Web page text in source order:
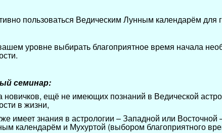
пользоваться Ведическим Лунным календарём для
уровне выбирать благоприятное время начала
семинар:
новичков, ещё не имеющих познаний в Ведической
в жизни,
имеет знания в астрологии – Западной или Восточной
календарём и Мухуртой (выбором благоприятного